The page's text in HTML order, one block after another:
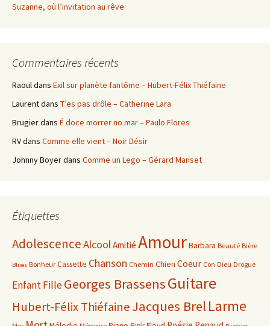
Suzanne, où l’invitation au rêve
Commentaires récents
Raouldans Exil sur planète fantôme – Hubert-Félix Thiéfaine
Laurentdans T’es pas drôle – Catherine Lara
Brugierdans É doce morrer no mar – Paulo Flores
RVdans Comme elle vient – Noir Désir
Johnny Boyerdans Comme un Lego – Gérard Manset
Étiquettes
AdolescenceAlcoolAmitié AmourBarbara Beauté Bière
Blues Bonheur Cassette Chanson Chemin Chien Coeur Con Dieu Drogue
EnfantFilleGeorges BrassensGuitare
Hubert-Félix ThiéfaineJacques Brel Larme